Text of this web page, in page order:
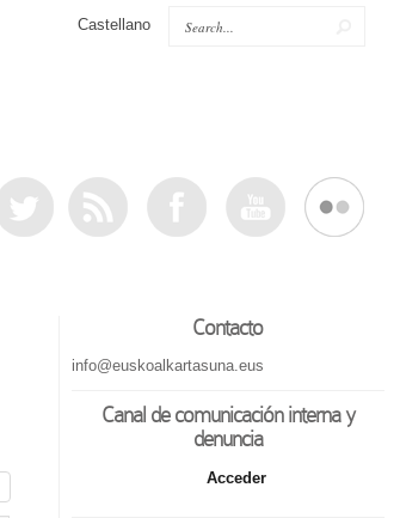
Castellano
Contacto
info@euskoalkartasuna.eus
Canal de comunicación interna y
denuncia
Acceder